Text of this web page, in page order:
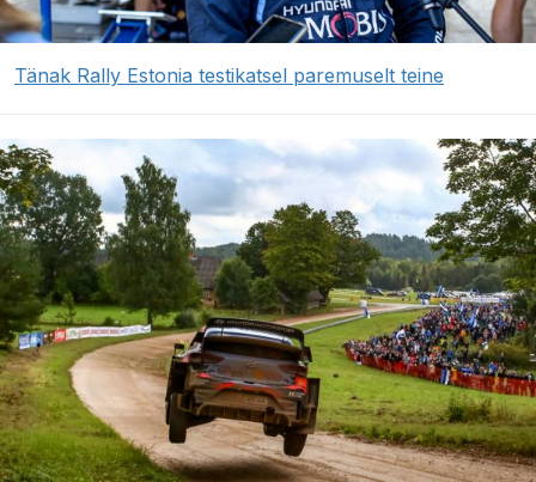
Tänak Rally Estonia testikatsel paremuselt teine